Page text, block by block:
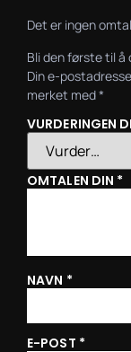
Det er ingen
Bli den første til å
Din e-
merket med*
VURDERINGEN
OMTALEN DIN *
NAVN *
E-POST *